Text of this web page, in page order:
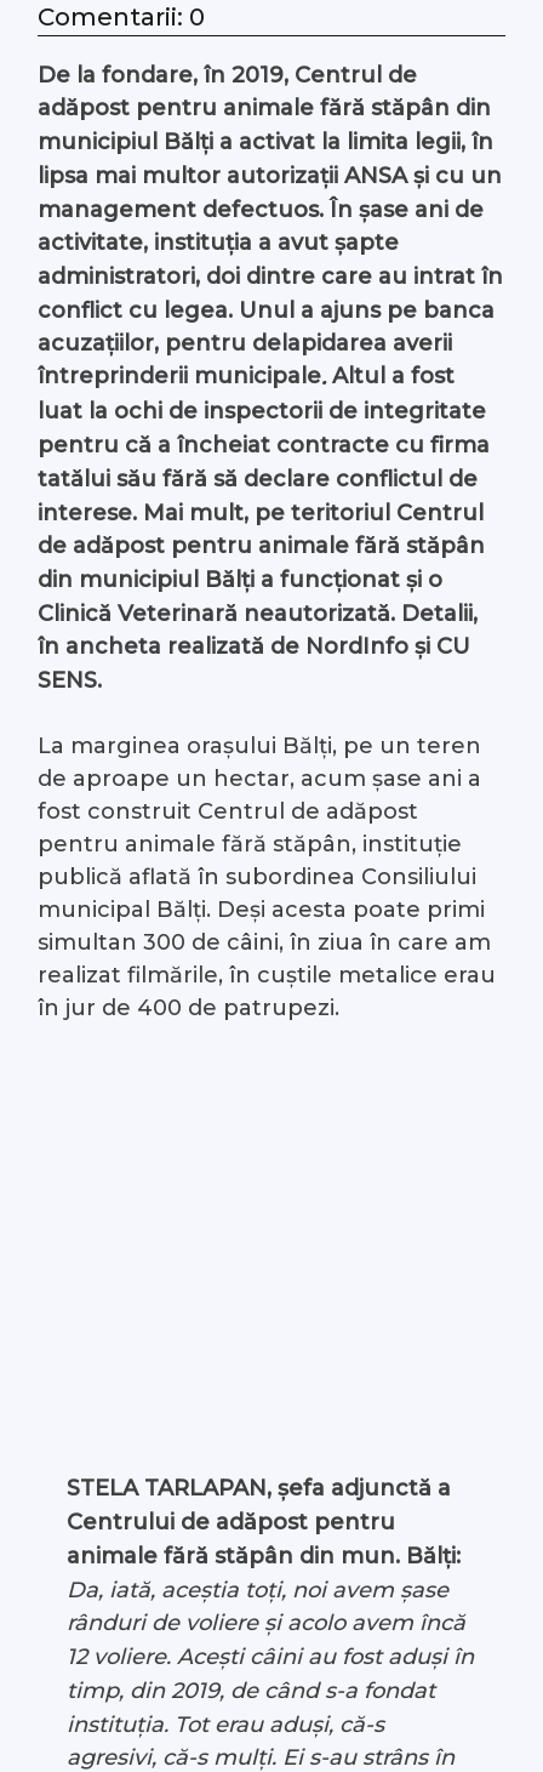
Despre noi
Contacte
Comentarii: 0
De la fondare, în 2019, Centrul de
adăpost pentru animale fără stăpân din
municipiul Bălți a activat la limita legii, în
lipsa mai multor autorizații ANSA și cu un
management defectuos. În șase ani de
activitate, instituția a avut șapte
administratori, doi dintre care au intrat în
conflict cu legea. Unul a ajuns pe banca
acuzațiilor, pentru delapidarea averii
întreprinderii municipale.Altul a fost
luat la ochi de inspectorii de integritate
pentru că a încheiat contracte cu firma
tatălui său fără să declare conflictul de
interese. Mai mult, pe teritoriul Centrul
de adăpost pentru animale fără stăpân
din municipiul Bălți a funcționat și o
Clinică Veterinară neautorizată. Detalii,
în ancheta realizată de NordInfo și CU
SENS.
La marginea orașului Bălți, pe un teren
de aproape un hectar, acum șase ani a
fost construit Centrul de adăpost
pentru animale fără stăpân, instituție
publică aflată în subordinea Consiliului
municipal Bălți. Deși acesta poate primi
simultan 300 de câini, în ziua în care am
realizat filmările, în cuștile metalice erau
în jur de 400 de patrupezi.
STELA TARLAPAN, șefa adjunctă a
Centrului de adăpost pentru
animale fără stăpân din mun. Bălți:
Da, iată, aceștia toți, noi avem șase
rânduri de voliere și acolo avem încă
12 voliere. Acești câini au fost aduși în
timp, din 2019, de când s-a fondat
instituția. Tot erau aduși, că-s
agresivi, că-s mulți. Ei s-au strâns în